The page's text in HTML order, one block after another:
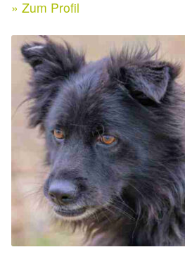
Aktuelle Spenden 2026
Ihre/Eure Spenden –
Spenden 2025
Juli bis Dezember 2025
Januar bis Juni 2025
Spenden 2024
Kontakt & Rechtliches
Facebook
Instagram
» Zum Profil